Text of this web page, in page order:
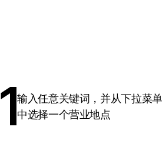
1输入任意关键词，并从下拉菜单
中选择一个营业地点